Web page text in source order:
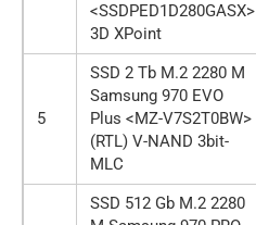
<SSDPED1D280GASX>
3D XPoint
5
SSD 2 Tb M.2 2280 M
Samsung 970 EVO
Plus <MZ-V7S2T0BW>
(RTL) V-NAND 3bit-
MLC
SSD 512 Gb M.2 2280